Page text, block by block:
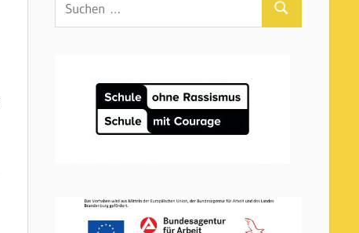
Suchen